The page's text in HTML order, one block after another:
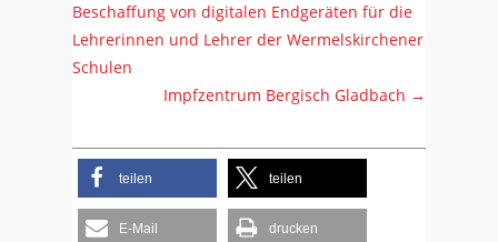
Beschaffung von digitalen Endgeräten für die
Lehrerinnen und Lehrer der Wermelskirchener
Schulen
Impfzentrum Bergisch Gladbach →
teilen teilen
E-Mail drucken